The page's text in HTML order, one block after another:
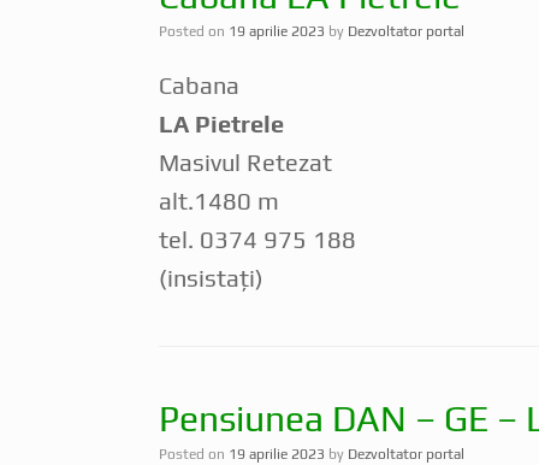
Posted on 19 aprilie 2023 by Dezvoltator portal
Cabana
LA Pietrele
Masivul Retezat
alt.1480 m
tel. 0374 975 188
(insistați)
Pensiunea DAN – GE –
Posted on 19 aprilie 2023 by Dezvoltator portal